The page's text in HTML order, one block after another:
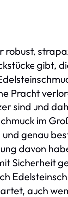
gibt,
Pracht
sind und
im
genau
davon
Sicherheit
auch